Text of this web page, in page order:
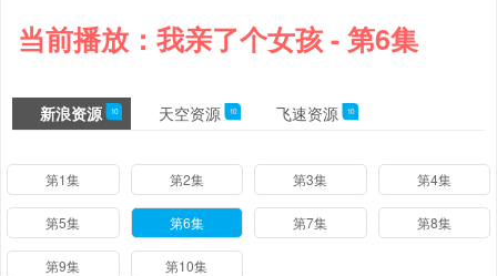
当前播放：我亲了个女孩 - 第6集
新浪资源 10 天空资源 10 飞速资源 10
第1集 第2集 第3集 第4集
第5集 第6集 第7集 第8集
第9集 第10集